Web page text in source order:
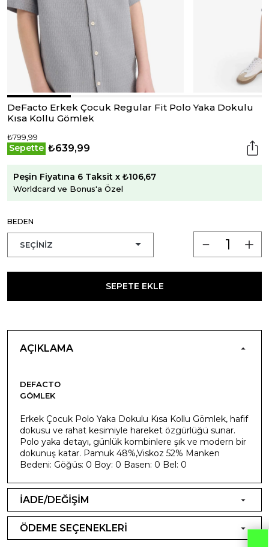
DeFacto Erkek Çocuk Regular Fit Polo Yaka Dokulu
Kısa Kollu Gömlek
₺799,99
Sepette ₺639,99
Peşin Fiyatına 6 Taksit x ₺106,67
Worldcard ve Bonus'a Özel
BEDEN
SEPETE EKLE
AÇIKLAMA
DEFACTO
GÖMLEK
Erkek Çocuk Polo Yaka Dokulu Kısa Kollu Gömlek, hafif
dokusu ve rahat kesimiyle hareket özgürlüğü sunar.
Polo yaka detayı, günlük kombinlere şık ve modern bir
dokunuş katar. Pamuk 48%,Viskoz 52% Manken
Bedeni: Göğüs: 0 Boy: 0 Basen: 0 Bel: 0
İADE/DEĞİŞİM
ÖDEME SEÇENEKLERİ